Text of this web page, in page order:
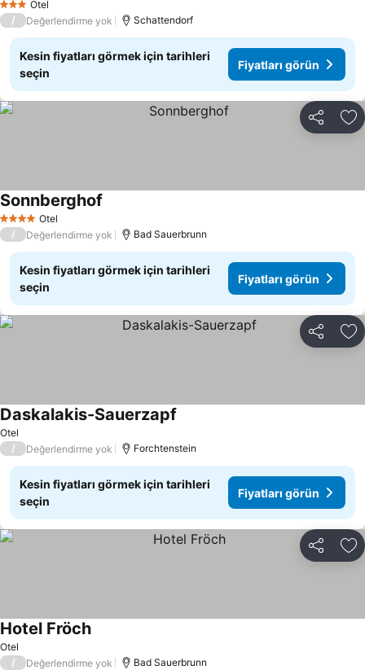
3 YıldızOtel
/
Değerlendirme yok Schattendorf
Kesin fiyatları görmek için tarihleri
seçin
Fiyatları görün
Paylaş
4 Yıldız Otel
Sonnberghof
/ Değerlendirme yok Bad Sauerbrunn
Kesin fiyatları görmek için tarihleri
seçin
Fiyatları görün
Paylaş
Otel
Daskalakis-Sauerzapf
/ Değerlendirme yok Forchtenstein
Kesin fiyatları görmek için tarihleri
seçin
Fiyatları görün
Paylaş
Otel
Hotel Fröch
/ Değerlendirme yok Bad Sauerbrunn